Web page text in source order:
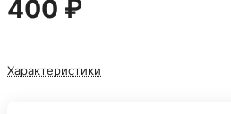
400 ₽
Характеристики